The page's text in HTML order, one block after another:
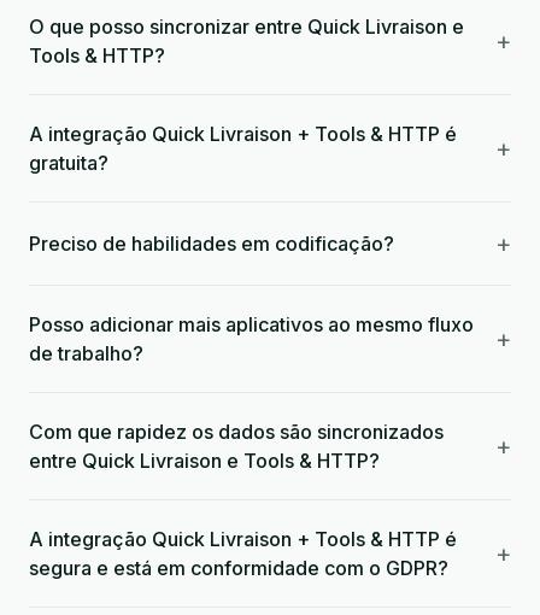
O que posso sincronizar entre Quick Livraison e
Tools & HTTP?
+
A integração Quick Livraison + Tools & HTTP é
gratuita?
+
Preciso de habilidades em codificação? +
Posso adicionar mais aplicativos ao mesmo fluxo
de trabalho?
+
Com que rapidez os dados são sincronizados
entre Quick Livraison e Tools & HTTP?
+
A integração Quick Livraison + Tools & HTTP é
segura e está em conformidade com o GDPR?
+